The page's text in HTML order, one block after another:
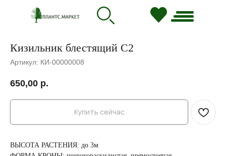
Кизильник блестящий С2
Артикул: КИ-00000008
650,00 р.
Купить сейчас
ВЫСОТА РАСТЕНИЯ: до 3м